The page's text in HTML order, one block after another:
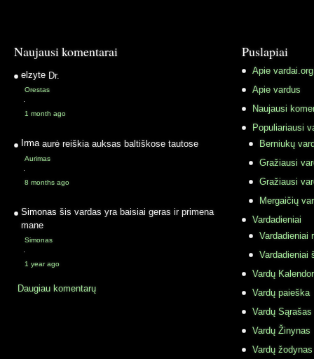
Naujausi komentarai
elzyte Dr.
Orestas
·
1 month ago
Irma aurė reiškia auksas baltiškose tautose
Aurimas
·
8 months ago
Simonas šis vardas yra baisiai geras ir primena
mane
Simonas
·
1 year ago
Daugiau komentarų
Puslapiai
Apie vardai.org
Apie vardus
Naujausi
Populiariausi
Berniukų
Gražiausi
Gražiausi
Mergaičių
Vardadieniai
Vardadieniai
Vardadieniai
Vardų
Vardų paieška
Vardų Sąrašas
Vardų Žinynas
Vardų